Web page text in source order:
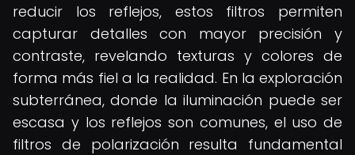
reducir los reflejos, estos filtros permiten
capturar detalles con mayor precisión y
contraste, revelando texturas y colores de
forma más fiel a la realidad. En la exploración
subterránea, donde la iluminación puede ser
escasa y los reflejos son comunes, el uso de
filtros de polarización resulta fundamental